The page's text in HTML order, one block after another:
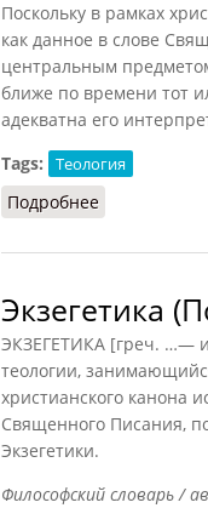
Поскольку в рамках
как данное в слове
центральным
ближе по времени тот
адекватна его
Tags:
Теология
Подробнее
Экзегетика
ЭКЗЕГЕТИКА [греч. …—
теологии,
христианского канона
Священного Писания,
Экзегетики.
Философский словарь /